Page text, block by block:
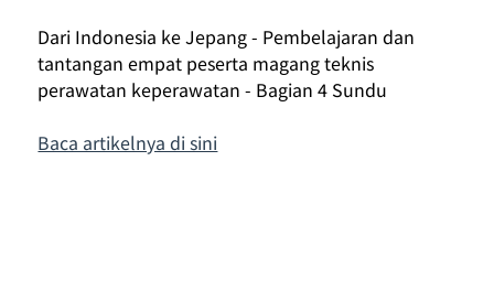
Dari Indonesia ke Jepang - Pembelajaran dan
tantangan empat peserta magang teknis
perawatan keperawatan - Bagian 4 Sundu
Baca artikelnya di sini